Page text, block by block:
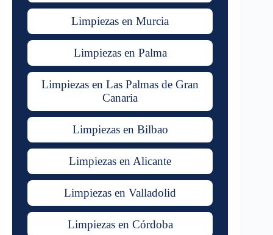
Limpiezas en Murcia
Limpiezas en Palma
Limpiezas en Las Palmas de Gran
Canaria
Limpiezas en Bilbao
Limpiezas en Alicante
Limpiezas en Valladolid
Limpiezas en Córdoba